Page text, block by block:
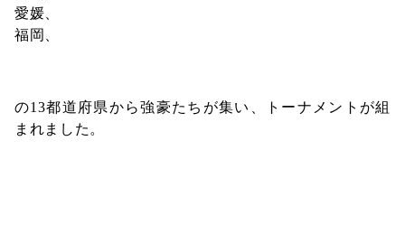
愛媛、
福岡、
の13都道府県から強豪たちが集い、トーナメントが組
まれました。